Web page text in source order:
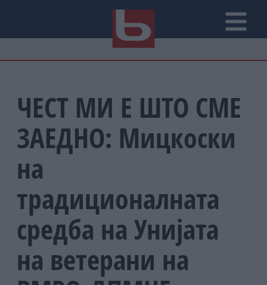
ЧЕСТ МИ Е ШТО СМЕ
ЗАЕДНО: Мицкоски
на
традиционалната
средба на Унијата
на ветерани на